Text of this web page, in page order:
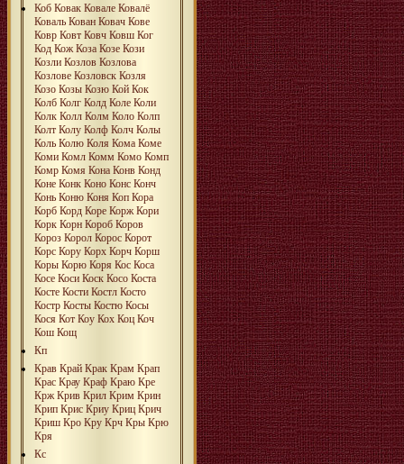
Коб Ковак Ковале Ковалё
Коваль Кован Ковач Кове
Ковр Ковт Ковч Ковш Ког
Код Кож Коза Козе Кози
Козли Козлов Козлова
Козлове Козловск Козля
Козо Козы Козю Кой Кок
Колб Колг Колд Коле Коли
Колк Колл Колм Коло Колп
Колт Колу Колф Колч Колы
Коль Колю Коля Кома Коме
Коми Комл Комм Комо Комп
Комр Комя Кона Конв Конд
Коне Конк Коно Конс Конч
Конь Коню Коня Коп Кора
Корб Корд Коре Корж Кори
Корк Корн Короб Коров
Короз Корол Корос Корот
Корс Кору Корх Корч Корш
Коры Корю Коря Кос Коса
Косе Коси Коск Косо Коста
Косте Кости Костл Косто
Костр Косты Костю Косы
Кося Кот Коу Кох Коц Коч
Кош Кощ
Кп
Крав Край Крак Крам Крап
Крас Крау Краф Краю Кре
Крж Крив Крил Крим Крин
Крип Крис Криу Криц Крич
Криш Кро Кру Крч Кры Крю
Кря
Кс